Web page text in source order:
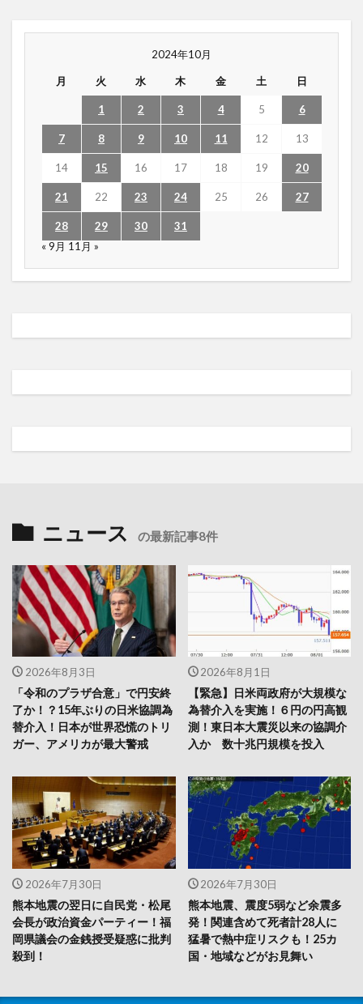
2024年10月
月 火 水 木 金 土 日
1 2 3 4 5 6
7 8 9 10 11 12 13
14 15 16 17 18 19 20
21 22 23 24 25 26 27
28 29 30
31
« 9月 11月 »
ニュース の最新記事8件
2026年8月3日
「令和のプラザ合意」で円安終
了か！？15年ぶりの日米協調為
替介入！日本が世界恐慌のトリ
ガー、アメリカが最大警戒
2026年8月1日
【緊急】日米両政府が大規模な
為替介入を実施！６円の円高観
測！東日本大震災以来の協調介
入か 数十兆円規模を投入
2026年7月30日
熊本地震の翌日に自民党・松尾
会長が政治資金パーティー！福
岡県議会の金銭授受疑惑に批判
殺到！
2026年7月30日
熊本地震、震度5弱など余震多
発！関連含めて死者計28人に
猛暑で熱中症リスクも！25カ
国・地域などがお見舞い